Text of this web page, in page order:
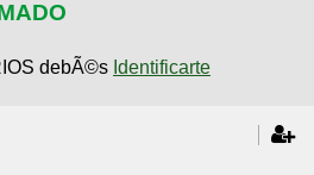
debÃ©s Identificarte